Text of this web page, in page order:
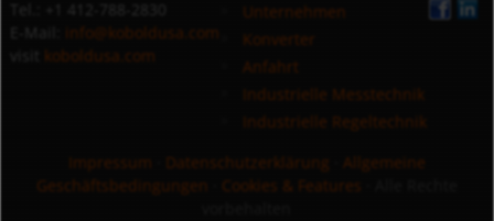
info@koboldusa.com
koboldusa.com
Unternehmen
Konverter
Anfahrt
Industrielle Messtechnik
Industrielle Regeltechnik
Impressum
Datenschutzerklärung
Allgemeine
Geschäftsbedingungen
Cookies & Features